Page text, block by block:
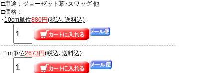
□用途：ジョーゼット幕･スワッグ 他
□価格：
･ 10cm単位880円(税込､送料込)
･1m単位2673円(税込､送料込)